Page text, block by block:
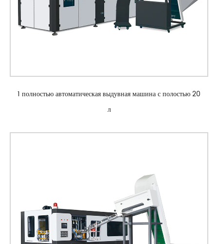
1 полностью автоматическая выдувная машина с полостью 20
л